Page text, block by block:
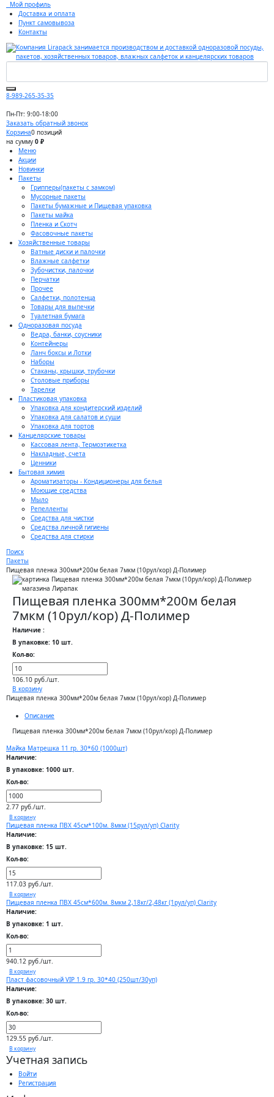
Мой профиль
Доставка и оплата
Пункт самовывоза
Контакты
8-989-265-35-35
Пн-Пт: 9:00-18:00
Заказать обратный звонок
Корзина0 позиций
на сумму 0 ₽
Меню
Акции
Новинки
Пакеты
Грипперы(пакеты с замком)
Мусорные пакеты
Пакеты бумажные и Пищевая упаковка
Пакеты майка
Пленка и Скотч
Фасовочные пакеты
Хозяйственные товары
Ватные диски и палочки
Влажные салфетки
Зубочистки, палочки
Перчатки
Прочее
Салфетки, полотенца
Товары для выпечки
Туалетная бумага
Одноразовая посуда
Ведра, банки, соусники
Контейнеры
Ланч боксы и Лотки
Наборы
Стаканы, крышки, трубочки
Столовые приборы
Тарелки
Пластиковая упаковка
Упаковка для кондитерский изделий
Упаковка для салатов и суши
Упаковка для тортов
Канцелярские товары
Кассовая лента, Термоэтикетка
Накладные, счета
Ценники
Бытовая химия
Ароматизаторы - Кондиционеры для белья
Моющие средства
Мыло
Репелленты
Средства для чистки
Средства личной гигиены
Средства для стирки
Поиск
Пакеты
Пищевая пленка 300мм*200м белая 7мкм (10рул/кор) Д-Полимер
Пищевая пленка 300мм*200м белая
7мкм (10рул/кор) Д-Полимер
Наличие :
В упаковке: 10 шт.
Кол-во:
106.10 руб./шт.
В корзину
Пищевая пленка 300мм*200м белая 7мкм (10рул/кор) Д-Полимер
Описание
Пищевая пленка 300мм*200м белая 7мкм (10рул/кор) Д-Полимер
Майка Матрешка 11 гр. 30*60 (1000шт)
Наличие:
В упаковке: 1000 шт.
Кол-во:
2.77 руб./шт.
В корзину
Пищевая пленка ПВХ 45см*100м. 8мкм (15рул/уп) Clarity
Наличие:
В упаковке: 15 шт.
Кол-во:
117.03 руб./шт.
В корзину
Пищевая пленка ПВХ 45см*600м. 8мкм 2,18кг/2,48кг (1рул/уп) Clarity
Наличие:
В упаковке: 1 шт.
Кол-во:
940.12 руб./шт.
В корзину
Пласт фасовочный VIP 1.9 гр. 30*40 (250шт/30уп)
Наличие:
В упаковке: 30 шт.
Кол-во:
129.55 руб./шт.
В корзину
Учетная запись
Войти
Регистрация